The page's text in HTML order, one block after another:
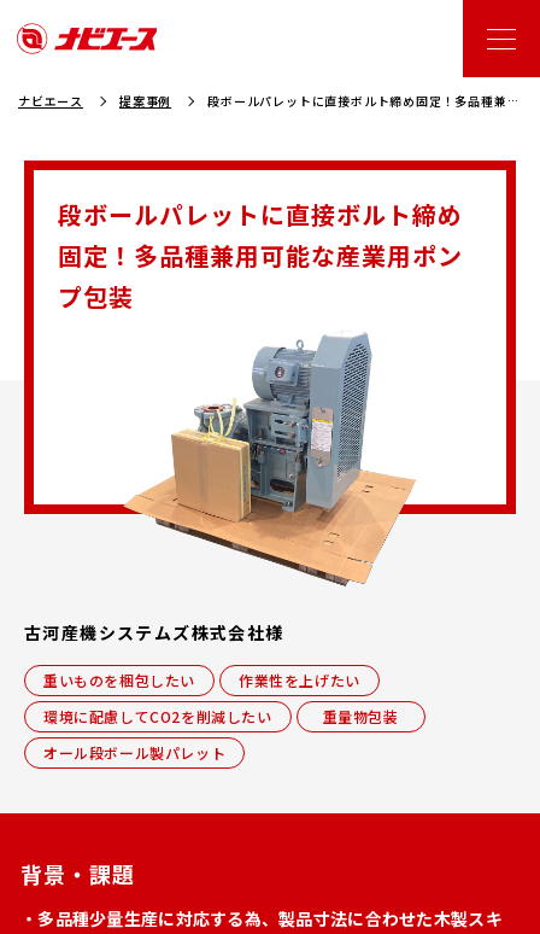
ナビエース 提案事例
段ボールパレットに直接ボルト締め固定！多品種兼用
段ボールパレットに直接ボルト締め
固定！多品種兼用可能な産業用ポン
プ包装
古河産機システムズ株式会社様
重いものを梱包したい
作業性を上げたい
環境に配慮してCO2を削減したい
重量物包装
オール段ボール製パレット
背景・課題
・多品種少量生産に対応する為、製品寸法に合わせた木製スキ